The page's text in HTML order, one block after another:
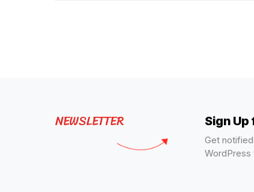
NEWSLETTER Sign
Get
WordPress